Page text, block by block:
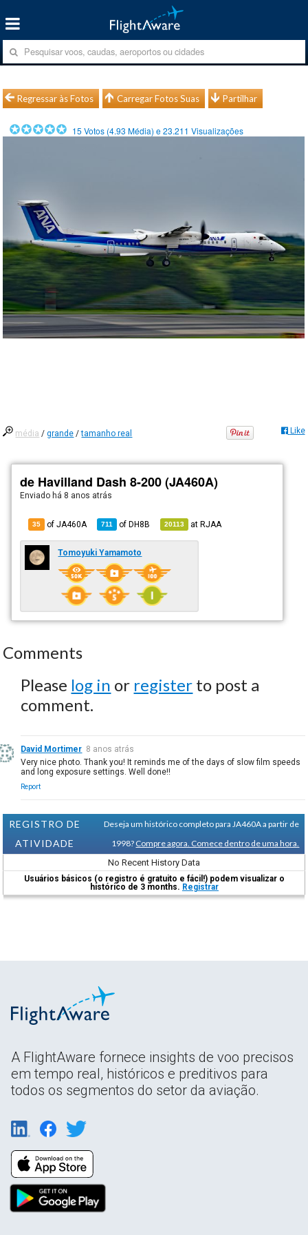
Regressar às Fotos Carregar Fotos Suas Partilhar
15 Votos (4.93 Média) e23.211 Visualizações
média /grande /tamanho real Like
de Havilland Dash 8-200 (JA460A)
Enviado há 8 anos atrás
35 of JA460A 711 ofDH8B 20113 atRJAA
Tomoyuki Yamamoto
Comments
Please log in or register to post a
comment.
David Mortimer 8 anos atrás
Very nice photo. Thank you! It reminds me of the days of slow film speeds
and long exposure settings. Well done!!
Report
REGISTRO DE
ATIVIDADE
Deseja um histórico completo para JA460A a partir de
1998? Compre agora. Comece dentro de uma hora.
No Recent History Data
Usuários básicos (o registro é gratuito e fácil!) podem visualizar o
histórico de 3 months. Registrar
A FlightAware fornece insights de voo precisos
em tempo real, históricos e preditivos para
todos os segmentos do setor da aviação.